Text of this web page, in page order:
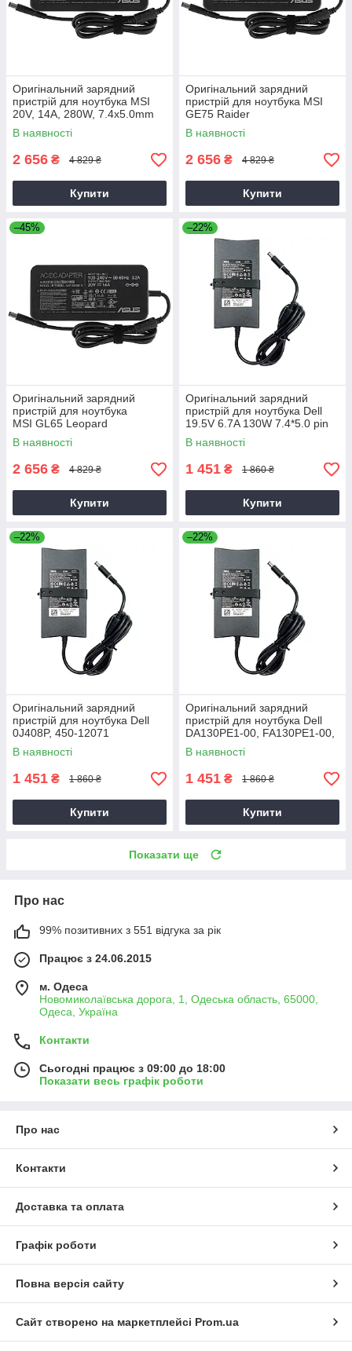
Оригінальний зарядний
пристрій для ноутбука MSI
20V, 14A, 280W, 7.4x5.0mm
В наявності
2 656 ₴ 4 829 ₴
Купити
Оригінальний зарядний
пристрій для ноутбука MSI
GE75 Raider
В наявності
2 656 ₴ 4 829 ₴
Купити
–45%
Оригінальний зарядний
пристрій для ноутбука
MSI GL65 Leopard
В наявності
2 656 ₴ 4 829 ₴
Купити
–22%
Оригінальний зарядний
пристрій для ноутбука Dell
19.5V 6.7A 130W 7.4*5.0 pin
Slim (PA-4E)
В наявності
1 451 ₴ 1 860 ₴
Купити
–22%
Оригінальний зарядний
пристрій для ноутбука Dell
0J408P, 450-12071
В наявності
1 451 ₴ 1 860 ₴
Купити
–22%
Оригінальний зарядний
пристрій для ноутбука Dell
DA130PE1-00, FA130PE1-00,
HA130PM160
В наявності
1 451 ₴ 1 860 ₴
Купити
Показати ще
Про нас
99% позитивних з 551 відгука за рік
Працює з 24.06.2015
м. Одеса
Новомиколаївська дорога, 1, Одеська область, 65000,
Одеса, Україна
Контакти
Сьогодні працює з 09:00 до 18:00
Показати весь графік роботи
Про нас
Контакти
Доставка та оплата
Графік роботи
Повна версія сайту
Сайт створено на маркетплейсі Prom.ua